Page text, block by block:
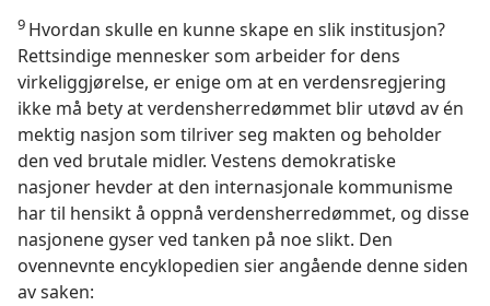
9 Hvordan skulle en kunne skape en slik institusjon?
Rettsindige mennesker som arbeider for dens
virkeliggjørelse, er enige om at en verdensregjering
ikke må bety at verdensherredømmet blir utøvd av én
mektig nasjon som tilriver seg makten og beholder
den ved brutale midler. Vestens demokratiske
nasjoner hevder at den internasjonale kommunisme
har til hensikt å oppnå verdensherredømmet, og disse
nasjonene gyser ved tanken på noe slikt. Den
ovennevnte encyklopedien sier angående denne siden
av saken: